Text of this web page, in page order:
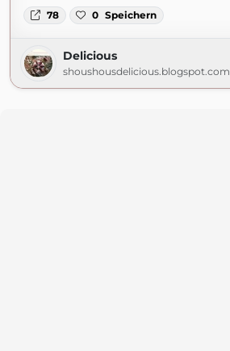
78 0 Speichern
Delicious
shoushousdelicious.blogspot.com